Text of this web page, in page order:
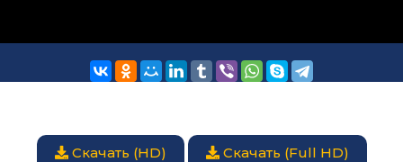
Скачать (HD) Скачать (Full HD)